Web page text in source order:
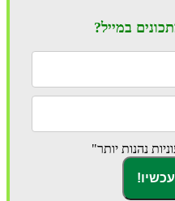
במייל?
נהנות יותר"